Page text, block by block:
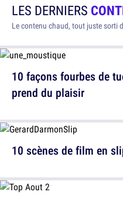
LES DERNIERS
Le contenu chaud, tout juste sorti
10 façons fourbes de
prend du plaisir
10 scènes de film en